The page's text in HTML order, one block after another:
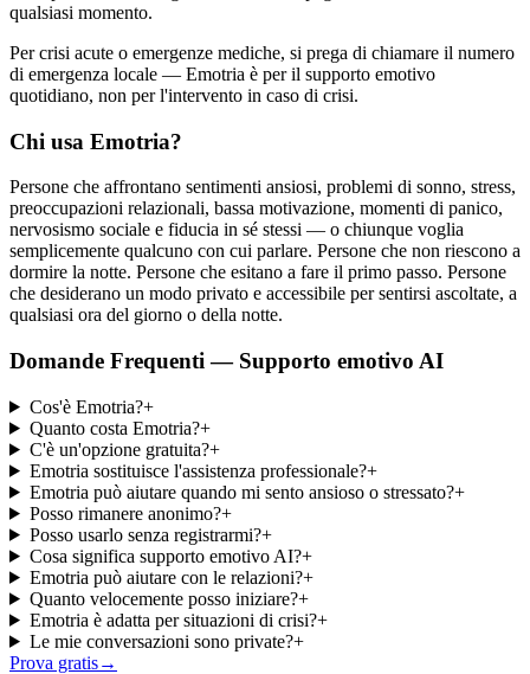
qualsiasi momento.
Per crisi acute o emergenze mediche, si prega di chiamare il numero
di emergenza locale — Emotria è per il supporto emotivo
quotidiano, non per l'intervento in caso di crisi.
Chi usa Emotria?
Persone che affrontano sentimenti ansiosi, problemi di sonno, stress,
preoccupazioni relazionali, bassa motivazione, momenti di panico,
nervosismo sociale e fiducia in sé stessi — o chiunque voglia
semplicemente qualcuno con cui parlare. Persone che non riescono a
dormire la notte. Persone che esitano a fare il primo passo. Persone
che desiderano un modo privato e accessibile per sentirsi ascoltate, a
qualsiasi ora del giorno o della notte.
Domande Frequenti — Supporto emotivo AI
Cos'è Emotria?+
Quanto costa Emotria?+
C'è un'opzione gratuita?+
Emotria sostituisce l'assistenza professionale?+
Emotria può aiutare quando mi sento ansioso o stressato?+
Posso rimanere anonimo?+
Posso usarlo senza registrarmi?+
Cosa significa supporto emotivo AI?+
Emotria può aiutare con le relazioni?+
Quanto velocemente posso iniziare?+
Emotria è adatta per situazioni di crisi?+
Le mie conversazioni sono private?+
Prova gratis→